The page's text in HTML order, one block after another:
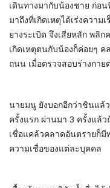
เดินทางมากับน้องชาย ก่อ
มาถึงที่เกิดเหตุได้เร่งความ
ยางระเบิด จึงเสียหลัก พลิ
เกิดเหตุตนกับน้องก็ค่อยๆ
ถนน เมื่อตรวจสอบร่างกาย
นายมนู ยังบอกอีกว่าชินแล้
ครั้งแรก ผ่านมา 3 ครั้งแล้
เชื่อแคล้วคลาดอันตรายก็มี
ความเชื่อของแต่ละบุคคล